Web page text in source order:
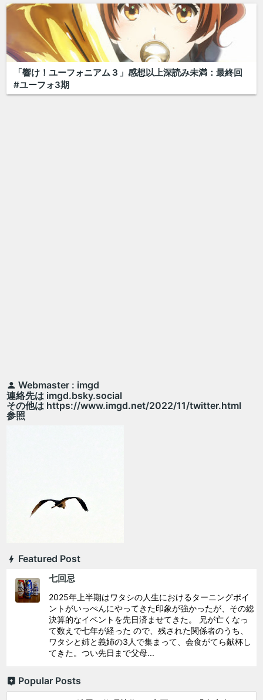
「響け！ユーフォニアム３」感想以上深読み未満：最終回
#ユーフォ3期
Webmaster : imgd
連絡先は imgd.bsky.social
その他は https://www.imgd.net/2022/11/twitter.html
参照
Featured Post
七回忌
2025年上半期はワタシの人生におけるターニングポイ
ントがいっぺんにやってきた印象が強かったが、その総
決算的なイベントを先日済ませてきた。 兄が亡くなっ
て数えで七年が経った ので、残された関係者のうち、
ワタシと姉と義姉の3人で集まって、会食がてら献杯し
てきた。つい先日まで父母...
Popular Posts